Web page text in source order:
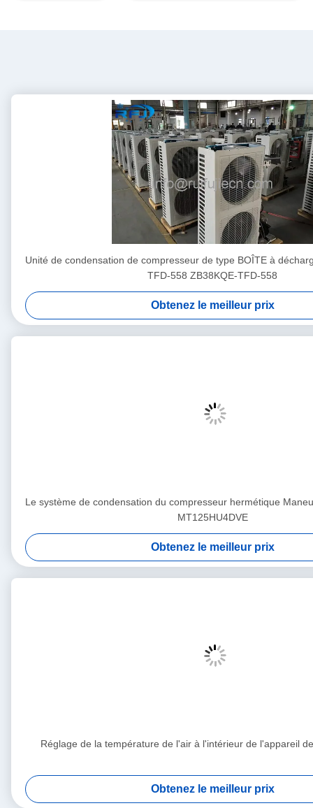
Unité de condensation de compresseur de type BOÎTE à
TFD-558 ZB38KQE-TFD-558
Obtenez le meilleur prix
Le système de condensation du compresseur hermétique
MT125HU4DVE
Obtenez le meilleur prix
Réglage de la température de l'air à l'intérieur de l'appareil
Obtenez le meilleur prix